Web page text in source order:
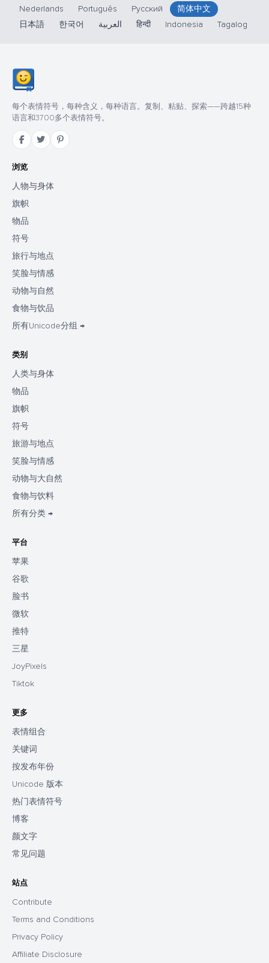
Nederlands Português Русский
简体中文
日本語
한국어 العربية हिन्दी Indonesia Tagalog
每个表情符号，每种含义，每种语言。复制、粘贴、探索——跨越15种
语言和3700多个表情符号。
浏览
人物与身体
旗帜
物品
符号
旅行与地点
笑脸与情感
动物与自然
食物与饮品
所有Unicode分组 →
类别
人类与身体
物品
旗帜
符号
旅游与地点
笑脸与情感
动物与大自然
食物与饮料
所有分类 →
平台
苹果
谷歌
脸书
微软
推特
三星
JoyPixels
Tiktok
更多
表情组合
关键词
按发布年份
Unicode 版本
热门表情符号
博客
颜文字
常见问题
站点
Contribute
Terms and Conditions
Privacy Policy
Affiliate Disclosure